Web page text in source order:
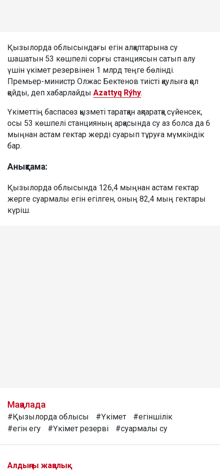
Қызылорда облысындағы егін алқаптарына су
шашатын 53 көшпелі сорғы станциясын сатып алу
үшін үкімет резервінен 1 млрд теңге бөлінді.
Премьер-министр Олжас Бектенов тиісті қаулыға қол
қойды, деп хабарлайды Azattyq Rýhy.
Үкіметтің баспасөз қызметі таратқан ақпаратқа сүйенсек,
осы 53 көшпелі станцияның арқасында су аз болса да 6
мыңнан астам гектар жерді суарып тұруға мүмкіндік
бар.
Анықтама:
Қызылорда облысында 126,4 мыңнан астам гектар
жерге суармалы егін егілген, оның 82,4 мың гектары
күріш.
Мақалада
#Қызылорда облысы #Үкімет
#егіншілік
#егін егу
#Үкімет резерві #суармалы су
Алдыңғы жаңалық